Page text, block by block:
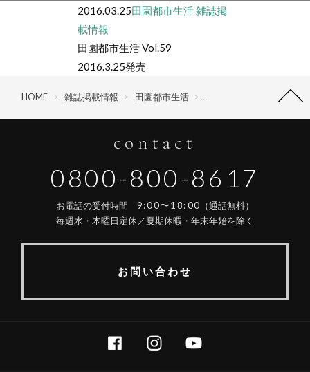
2016.03.25田園都市生活雑誌掲
載情報
田園都市生活 Vol.59
2016.3.25発売
HOME > 雑誌掲載情報 > 田園都市生活 > 田園都市生活 Vol.59
contact
0800-800-8617
お電話の受付時間 9:00〜18:00 （通話無料）
毎週水・木曜日定休／夏期休暇・年末年始を除く
お問い合わせ
FACEBOOKINSTAGRAM